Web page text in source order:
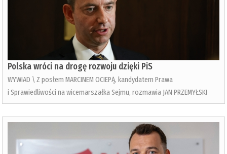
Polska wróci na drogę rozwoju dzięki PiS
WYWIAD \ Z posłem MARCINEM OCIEPĄ, kandydatem Prawa
i Sprawiedliwości na wicemarszałka Sejmu, rozmawia JAN PRZEMYŁSKI